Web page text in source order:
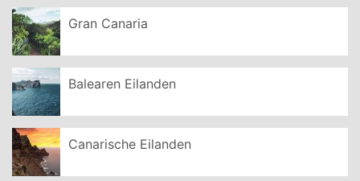
Gran Canaria
Balearen Eilanden
Canarische Eilanden